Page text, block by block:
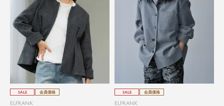
SALE 会員価格
ELFRANK
SALE 会員価格
ELFRANK